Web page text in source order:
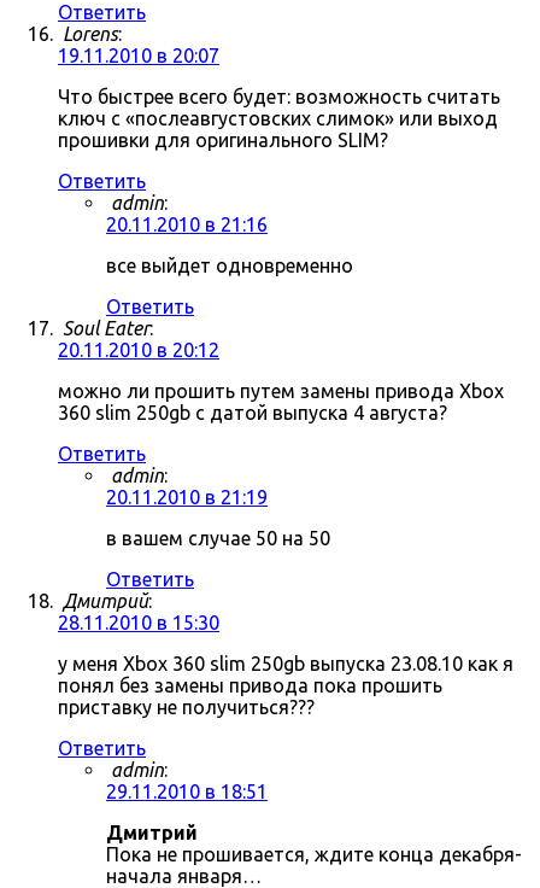
Ответить
Lorens:
19.11.2010 в 20:07
Что быстрее всего будет: возможность считать
ключ с «послеавгустовских слимок» или выход
прошивки для оригинального SLIM?
Ответить
admin:
20.11.2010 в 21:16
все выйдет одновременно
Ответить
Soul Eater:
20.11.2010 в 20:12
можно ли прошить путем замены привода Xbox
360 slim 250gb с датой выпуска 4 августа?
Ответить
admin:
20.11.2010 в 21:19
в вашем случае 50 на 50
Ответить
Дмитрий:
28.11.2010 в 15:30
у меня Xbox 360 slim 250gb выпуска 23.08.10 как я
понял без замены привода пока прошить
приставку не получиться???
Ответить
admin:
29.11.2010 в 18:51
Дмитрий
Пока не прошивается, ждите конца декабря-
начала января…